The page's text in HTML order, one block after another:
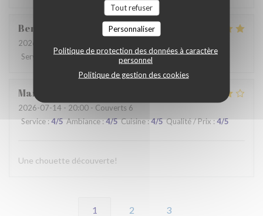
Tout refuser
Personnaliser
Politique de protection des données à caractère
personnel
Politique de gestion des cookies
Benjamin
2026-07-19
Service
5/5 Ambiance:5/5 Cuisine:5/5 Qualité / Prix:5
Martine
2026-07-14 - 20:00 - Couverts 6
Service:4/5 Ambiance:4/5 Cuisine:4/5 Qualité / Prix:4/5
Une chouette découverte!
1 2 3